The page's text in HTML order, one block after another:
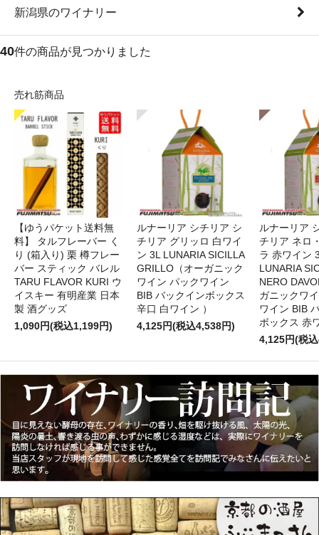
新潟県のワイナリー
40件の商品が見つかりました
売れ筋商品
【ゆうパケット送料無
料】 タルフレーバー く
り (箱入り) 栗 樽フレー
バー スティック バレル
TARU FLAVOR KURI ウ
イスキー 有明産業 日本
製 酒グッズ
1,090円(税込1,199円)
ルナーリア シチリア シ
チリア グリッロ 白ワイ
ン 3L LUNARIA SICILLA
GRILLO（オーガニック
ワイン パックワイン
BIB バックインボックス
辛口 白ワイン ）
4,125円(税込4,538円)
ルナーリア
チリア ネロ
ラ 赤ワイ
LUNARIA
NERO
ガニックワ
ワイン BIB
ボックス 赤
4,125円(税